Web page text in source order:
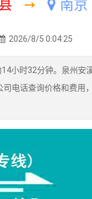
➙ 南京
2026/8/5 0:04:25
时32分钟。泉州安
电话查询价格和费用